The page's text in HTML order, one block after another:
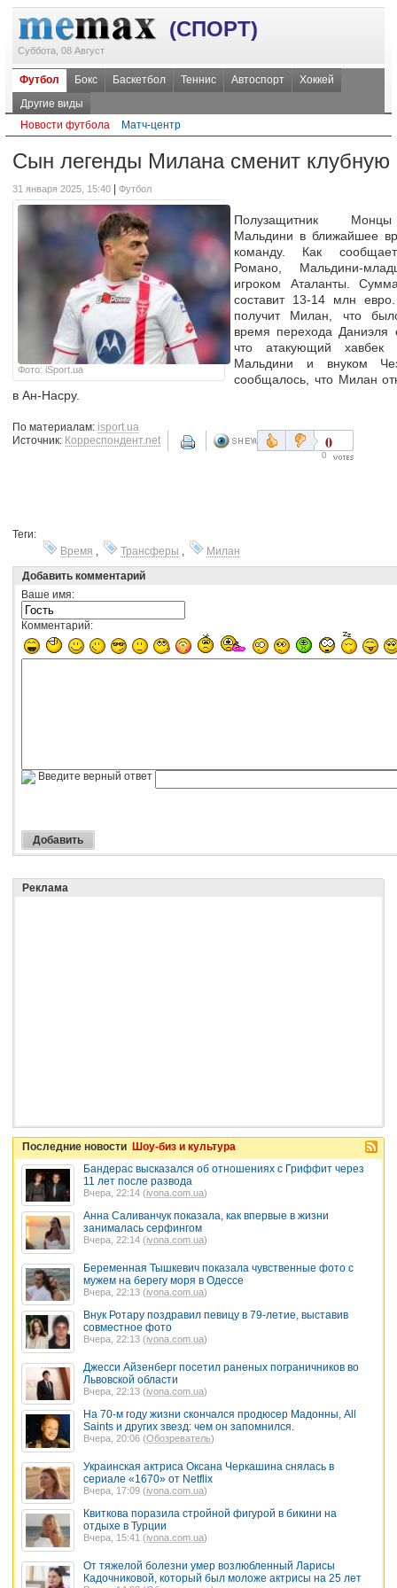
(СПОРТ)
Суббота, 08 Август
Футбол Бокс Баскетбол Теннис Автоспорт
Хоккей
Другие виды
Новости футбола
Матч-центр
Сын легенды Милана сменит клубную
31 января 2025, 15:40 Футбол
Фото: iSport.ua
Полузащитник
Мальдини в ближайшее
команду. Как
Романо, Мальдини-
игроком Аталанты.
составит 13-14 млн
получит Милан, что
время перехода
что атакующий
Мальдини и внуком
сообщалось, что Милан
в Ан-Насру.
По материалам: isport.ua
Источник: Корреспондент.net 0
0
Теги:
Время
Трансферы
Милан
Добавить комментарий
Ваше имя:
Комментарий:
Введите верный ответ
Реклама
Последние новости Шоу-биз и культура
Бандерас высказался об отношениях с Гриффит через
11 лет после развода
Вчера, 22:14 (ivona.com.ua)
Анна Саливанчук показала, как впервые в жизни
занималась серфингом
Вчера, 22:14 (ivona.com.ua)
Беременная Тышкевич показала чувственные фото с
мужем на берегу моря в Одессе
Вчера, 22:13 (ivona.com.ua)
Внук Ротару поздравил певицу в 79-летие, выставив
совместное фото
Вчера, 22:13 (ivona.com.ua)
Джесси Айзенберг посетил раненых пограничников во
Львовской области
Вчера, 22:13 (ivona.com.ua)
На 70-м году жизни скончался продюсер Мадонны, All
Saints и других звезд: чем он запомнился.
Вчера, 20:06 (Обозреватель)
Украинская актриса Оксана Черкашина снялась в
сериале «1670» от Netflix
Вчера, 17:09 (ivona.com.ua)
Квиткова поразила стройной фигурой в бикини на
отдыхе в Турции
Вчера, 15:41 (ivona.com.ua)
От тяжелой болезни умер возлюбленный Ларисы
Кадочниковой, который был моложе актрисы на 25 лет